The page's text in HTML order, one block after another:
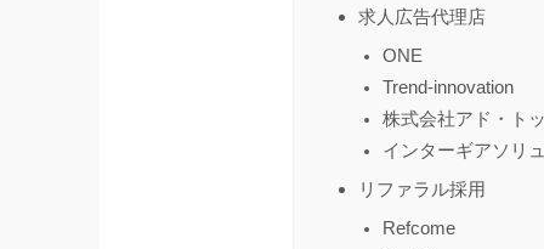
求人広告代理店
ONE
Trend-innovation
株式会社アド・ト
インターギアソリ
リファラル採用
Refcome